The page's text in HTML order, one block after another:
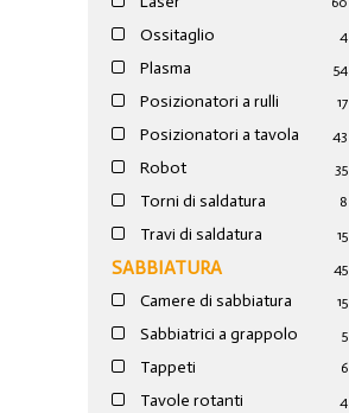
Ossitaglio 4
Plasma 54
Posizionatori a rulli 17
Posizionatori a tavola 43
Robot 35
Torni di saldatura 8
Travi di saldatura 15
SABBIATURA 45
Camere di sabbiatura 15
Sabbiatrici a grappolo 5
Tappeti 6
Tavole rotanti 4